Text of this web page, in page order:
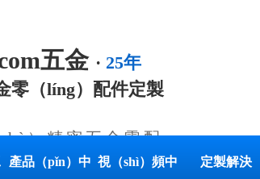
五金 · 25年
零（líng）配件定製
）精密五金零配
產品（pǐn）中 視（shì）頻中 定製解決